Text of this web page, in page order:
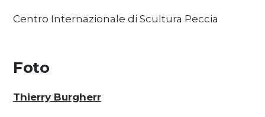
Centro Internazionale di Scultura Peccia
Foto
Thierry Burgherr